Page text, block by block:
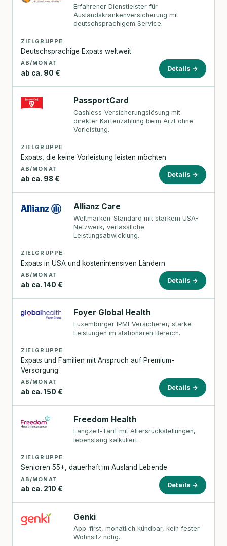
Erfahrener Dienstleister für
Auslandskrankenversicherung mit
deutschsprachigem Service.
ZIELGRUPPE
Deutschsprachige Expats weltweit
AB/MONAT
ab ca. 90 €
Details →
PassportCard
Cashless-Versicherungslösung mit
direkter Kartenzahlung beim Arzt ohne
Vorleistung.
ZIELGRUPPE
Expats, die keine Vorleistung leisten möchten
AB/MONAT
ab ca. 98 €
Details →
Allianz Care
Weltmarken-Standard mit starkem USA-
Netzwerk, verlässliche
Leistungsabwicklung.
ZIELGRUPPE
Expats in USA und kostenintensiven Ländern
AB/MONAT
ab ca. 140 €
Details →
Foyer Global Health
Luxemburger IPMI-Versicherer, starke
Leistungen im stationären Bereich.
ZIELGRUPPE
Expats und Familien mit Anspruch auf Premium-
Versorgung
AB/MONAT
ab ca. 150 €
Details →
Freedom Health
Langzeit-Tarif mit Altersrückstellungen,
lebenslang kalkuliert.
ZIELGRUPPE
Senioren 55+, dauerhaft im Ausland Lebende
AB/MONAT
ab ca. 210 €
Details →
Genki
App-first, monatlich kündbar, kein fester
Wohnsitz nötig.